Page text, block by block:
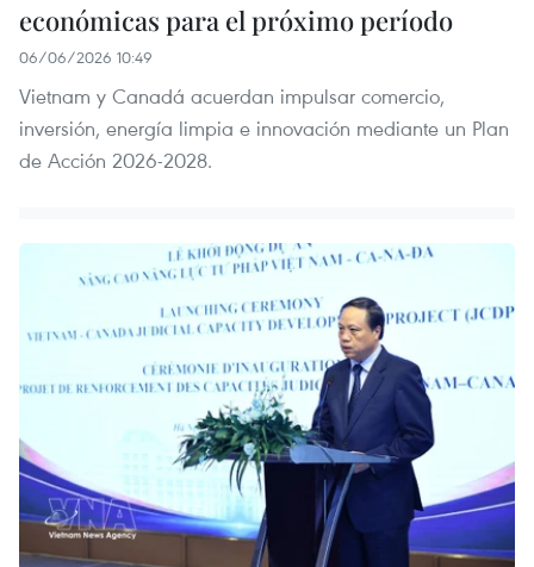
económicas para el próximo período
06/06/2026 10:49
Vietnam y Canadá acuerdan impulsar comercio,
inversión, energía limpia e innovación mediante un Plan
de Acción 2026-2028.